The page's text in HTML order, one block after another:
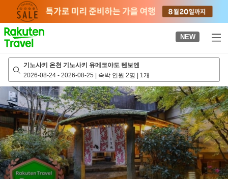
page
NEW
기노사키 온천 기노사키 유메코야도 텐보엔
2026-08-24 - 2026-08-25 | 숙박 인원 2명 | 1개